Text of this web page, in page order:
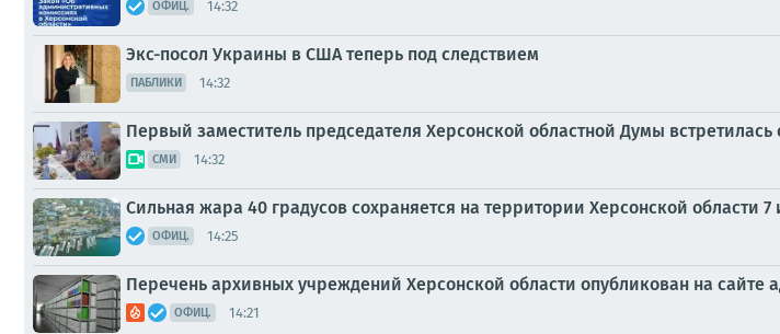
ОФИЦ. 14:32
Экс-посол Украины в США теперь под следствием
ПАБЛИКИ 14:32
Первый заместитель председателя Херсонской областной Думы
СМИ 14:32
Сильная жара 40 градусов сохраняется на территории Херсонской области 7
ОФИЦ. 14:25
Перечень архивных учреждений Херсонской области опубликован на сайте
ОФИЦ. 14:21